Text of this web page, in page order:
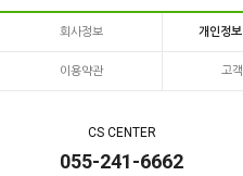
회사정보 개인정
이용약관 고
CS CENTER
055-241-6662